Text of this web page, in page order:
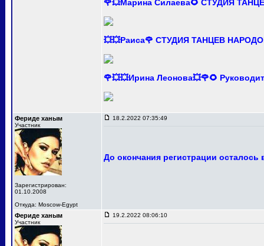
🌹💥Марина Силаева🌻 СТУДИЯ
💥💥Раиса🌹 СТУДИЯ ТАНЦЕВ
🌹💥💥Ирина Леонова💥🌹🌻
Фериде ханым
Участник
Зарегистрирован:
01.10.2008
Откуда: Moscow-Egypt
18.2.2022 07:35:49
До окончания регистрации осталось
Фериде ханым
Участник
19.2.2022 08:06:10